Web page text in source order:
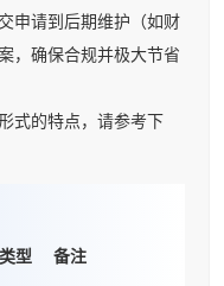
申请到后期维护（如财
，确保合规并极大节省
的特点，请参考下
型 备注